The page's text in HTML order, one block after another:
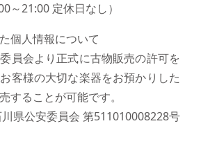
～21:00 定休日なし）
個人情報について
員会より正式に古物販売の許可を
客様の大切な楽器をお預かりした
することが可能です。
県公安委員会 第511010008228号